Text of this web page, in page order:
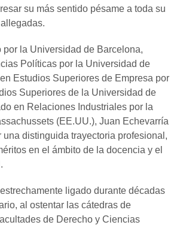
su más sentido pésame a toda su
por la Universidad de Barcelona,
Políticas por la Universidad de
Estudios Superiores de Empresa por
Superiores de la Universidad de
en Relaciones Industriales por la
(EE.UU.), Juan Echevarría
una distinguida trayectoria profesional,
en el ámbito de la docencia y el
ligado durante décadas
al ostentar las cátedras de
de Derecho y Ciencias